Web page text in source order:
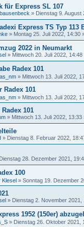
für Express SL 107
» Dienstag 9. August
Express TS Typ 113
» Montag 25. Juli 2022, 14:30
2022 in Neumarkt
» Mittwoch 20. Juli 2022, 14:48
Radex 101
» Mittwoch 13. Juli 2022,
Radex 101
» Mittwoch 13. Juli 2022,
101
» Mittwoch 13. Juli 2022, 13:33
» Dienstag 8. Februar 2022,
Dienstag 28. Dezember 2021,
100
Klesel » Sonntag 19. Dezember
» Dienstag 2. November 2021,
1952 (150er)
» Dienstag 26. Oktober 2021,